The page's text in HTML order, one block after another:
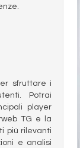
sfruttare i
Potrai
player
TG e la
più rilevanti
e analisi